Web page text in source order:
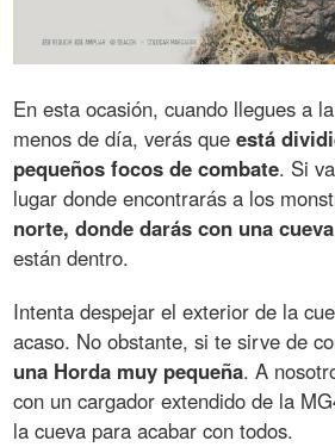
En esta ocasión, cuando llegues a
menos de día, verás queestá
pequeños focos de combate. Si
lugar donde encontrarás a los
norte, donde darás con una cueva
están dentro.
Intenta despejar el exterior de la
acaso. No obstante, si te sirve de
una Horda muy pequeña. A
con un cargador extendido de la
la cueva para acabar con todos.